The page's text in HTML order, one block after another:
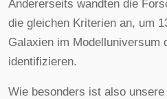
Andererseits wandten die
die gleichen Kriterien an, um
Galaxien im Modelluniversum
identifizieren.
Wie besonders ist also